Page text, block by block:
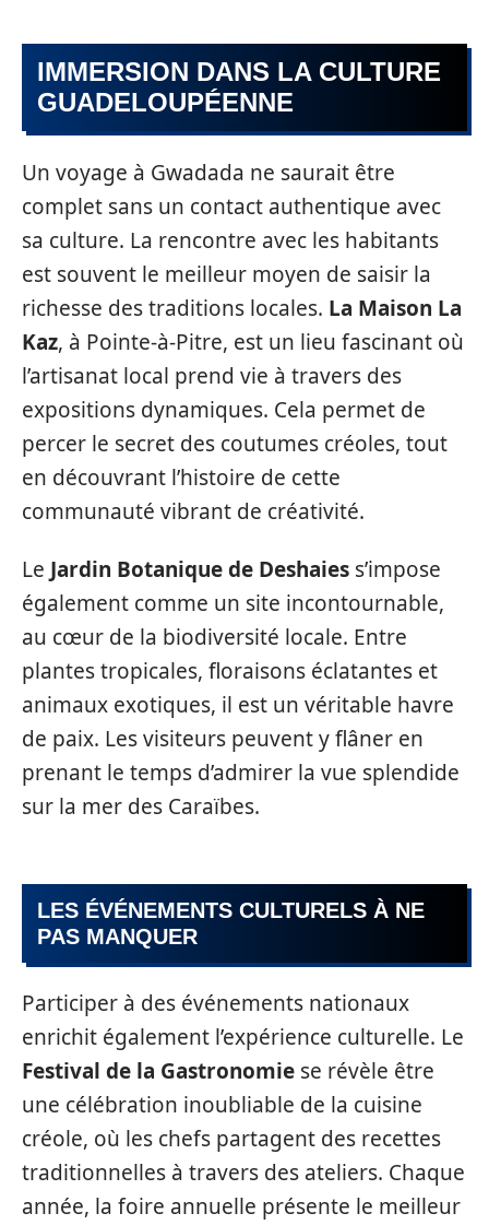
IMMERSION DANS LA CULTURE
GUADELOUPÉENNE
Un voyage à Gwadada ne saurait être
complet sans un contact authentique avec
sa culture. La rencontre avec les habitants
est souvent le meilleur moyen de saisir la
richesse des traditions locales. La Maison La
Kaz, à Pointe-à-Pitre, est un lieu fascinant où
l’artisanat local prend vie à travers des
expositions dynamiques. Cela permet de
percer le secret des coutumes créoles, tout
en découvrant l’histoire de cette
communauté vibrant de créativité.
Le Jardin Botanique de Deshaies s’impose
également comme un site incontournable,
au cœur de la biodiversité locale. Entre
plantes tropicales, floraisons éclatantes et
animaux exotiques, il est un véritable havre
de paix. Les visiteurs peuvent y flâner en
prenant le temps d’admirer la vue splendide
sur la mer des Caraïbes.
LES ÉVÉNEMENTS CULTURELS À NE
PAS MANQUER
Participer à des événements nationaux
enrichit également l’expérience culturelle. Le
Festival de la Gastronomie se révèle être
une célébration inoubliable de la cuisine
créole, où les chefs partagent des recettes
traditionnelles à travers des ateliers. Chaque
année, la foire annuelle présente le meilleur